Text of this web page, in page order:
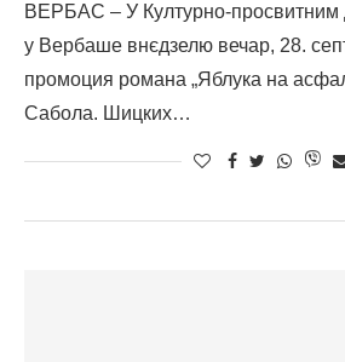
ВЕРБАС – У Културно-просвитним
у Вербаше внєдзелю вечар, 28.
промоция романа „Яблука на
Сабола. Шицких…